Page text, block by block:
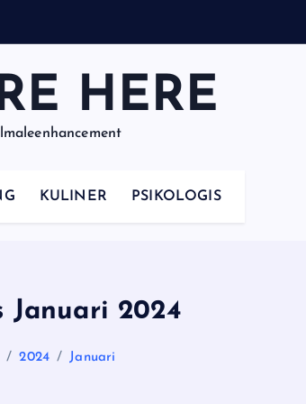
HERE
KULINER PSIKOLOGIS
Januari 2024
2024 Januari